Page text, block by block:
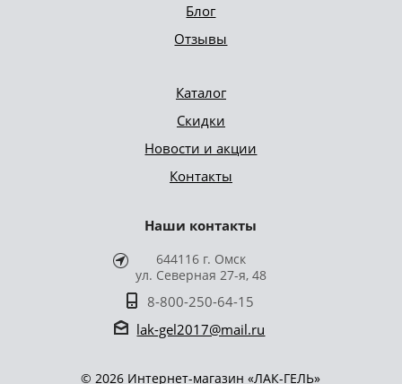
Блог
Отзывы
Каталог
Скидки
Новости и акции
Контакты
Наши контакты
644116 г. Омск
ул. Северная 27-я, 48
8-800-250-64-15
lak-gel2017@mail.ru
© 2026 Интернет-магазин «ЛАК-ГЕЛЬ»